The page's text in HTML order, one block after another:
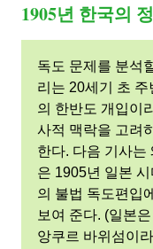
사
이
의
독
도
1905년 한국의
독도 문제를 분석
리는 20세기 초 주
의 한반도 개입이
사적 맥락을 고려
한다. 다음 기사는
은 1905년 일본 시
의 불법 독도편입
보여 준다. (일본
앙쿠르 바위섬이